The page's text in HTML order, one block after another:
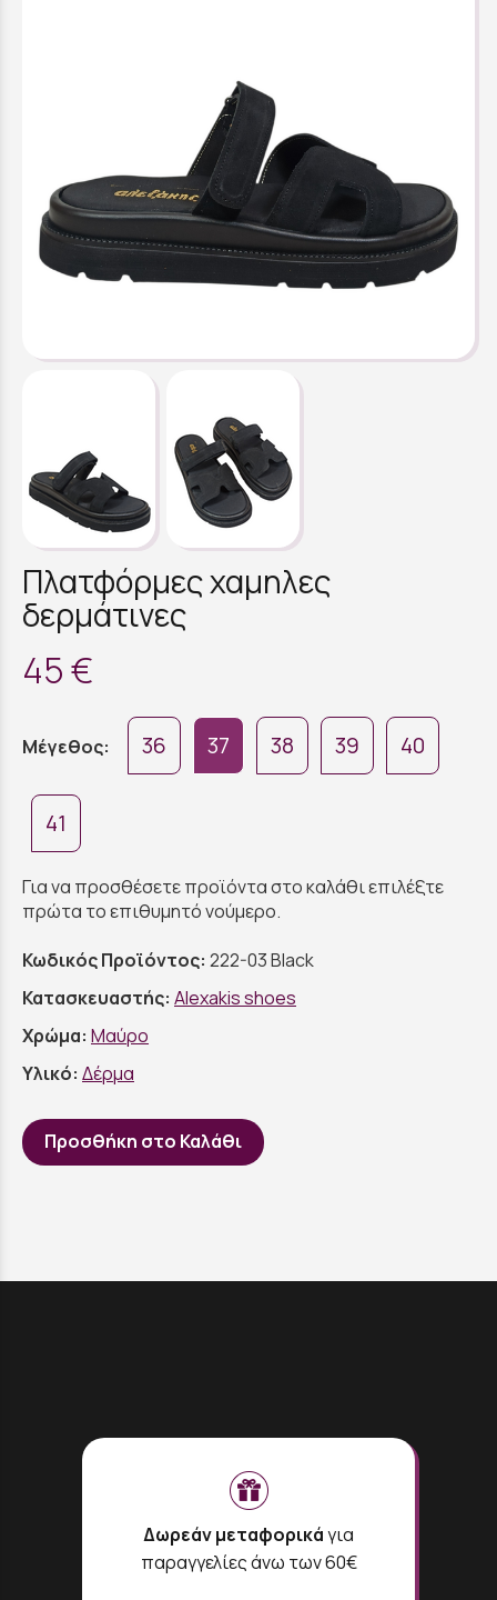
Πλατφόρμες χαμηλες
δερμάτινες
45 €
Μέγεθος: 36 37 38 39 40
41
Για να προσθέσετε προϊόντα στο καλάθι επιλέξτε
πρώτα το επιθυμητό νούμερο.
Κωδικός Προϊόντος: 222-03 Black
Κατασκευαστής: Alexakis shoes
Χρώμα: Μαύρο
Υλικό: Δέρμα
Προσθήκη στο Καλάθι
Δωρεάν μεταφορικάγια
παραγγελίες άνω των 60€